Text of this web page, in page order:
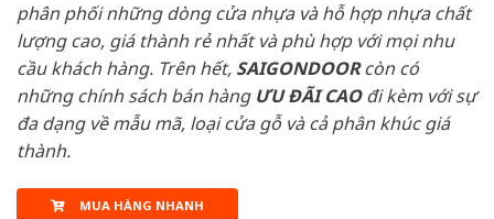
phân phối những dòng cửa nhựa và hỗ hợp nhựa chất
lượng cao, giá thành rẻ nhất và phù hợp với mọi nhu
cầu khách hàng. Trên hết, SAIGONDOORcòn có
những chính sách bán hàng ƯU ĐÃI CAOđi kèm với sự
đa dạng về mẫu mã, loại cửa gỗ và cả phân khúc giá
thành.
MUA HÀNG NHANH